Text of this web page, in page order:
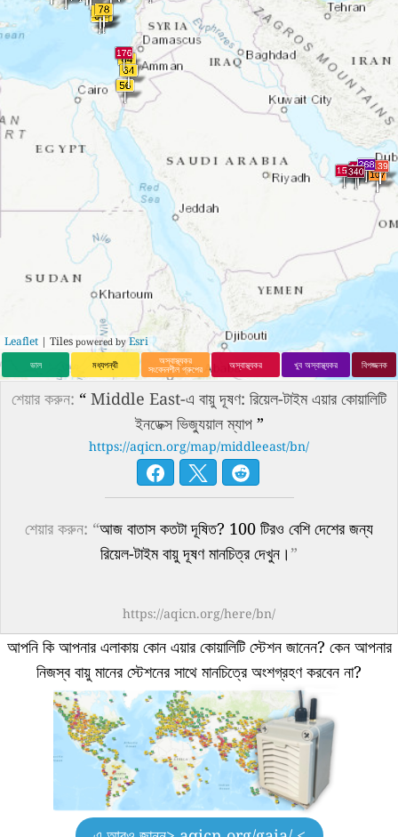
Leaflet | Tiles powered by Esri
ভাল মধ্যপন্থী অস্বাস্থ্যকর
সংবেদনশীল গ্রুপের অস্বাস্থ্যকর খুব অস্বাস্থ্যকর বিপজ্জনক
শেয়ার করুন: “ Middle East-এ বায়ু দূষণ: রিয়েল-টাইম এয়ার কোয়ালিটি
ইনডেক্স ভিজ্যুয়াল ম্যাপ”
https://aqicn.org/map/middleeast/bn/
শেয়ার করুন: “আজ বাতাস কতটা দূষিত? 100 টিরও বেশি দেশের জন্য
রিয়েল-টাইম বায়ু দূষণ মানচিত্র দেখুন।”
https://aqicn.org/here/bn/
আপনি কি আপনার এলাকায় কোন এয়ার কোয়ালিটি স্টেশন জানেন? কেন আপনার
নিজস্ব বায়ু মানের স্টেশনের সাথে মানচিত্রে অংশগ্রহণ করবেন না?